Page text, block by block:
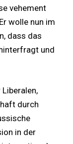
vehement
wolle nun im
dass das
und
durch
in der